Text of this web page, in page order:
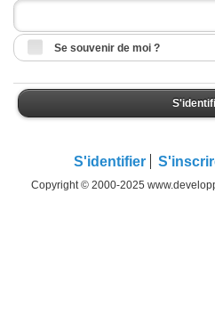
Se souvenir de moi ?
S'identifier
Copyright © 2000-2025